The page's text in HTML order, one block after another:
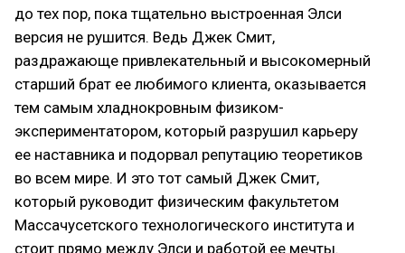
до тех пор, пока тщательно выстроенная Элси
версия не рушится. Ведь Джек Смит,
раздражающе привлекательный и высокомерный
старший брат ее любимого клиента, оказывается
тем самым хладнокровным физиком-
экспериментатором, который разрушил карьеру
ее наставника и подорвал репутацию теоретиков
во всем мире. И это тот самый Джек Смит,
который руководит физическим факультетом
Массачусетского технологического института и
стоит прямо между Элси и работой ее мечты.